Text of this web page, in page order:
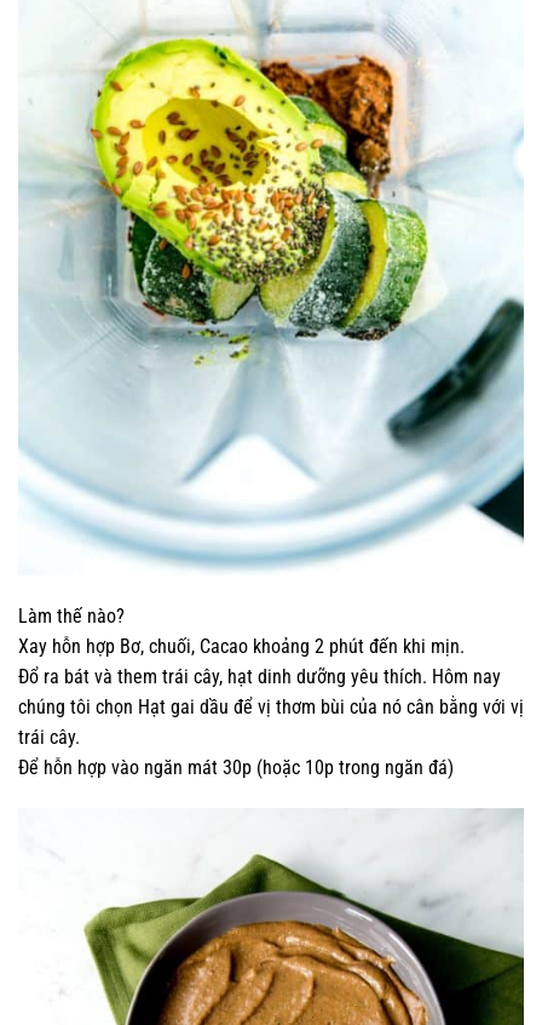
Làm thế nào?
Xay hỗn hợp Bơ, chuối, Cacao khoảng 2 phút đến khi mịn.
Đổ ra bát và them trái cây, hạt dinh dưỡng yêu thích. Hôm nay
chúng tôi chọn Hạt gai dầu để vị thơm bùi của nó cân bằng với vị
trái cây.
Để hỗn hợp vào ngăn mát 30p (hoặc 10p trong ngăn đá)